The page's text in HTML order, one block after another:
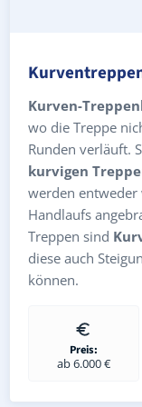
Kurven-
wo die Treppe
Runden verläuft.
kurvigen
werden entweder
Handlaufs
Treppen sind
diese auch
können.
Preis:
ab 6.000 €